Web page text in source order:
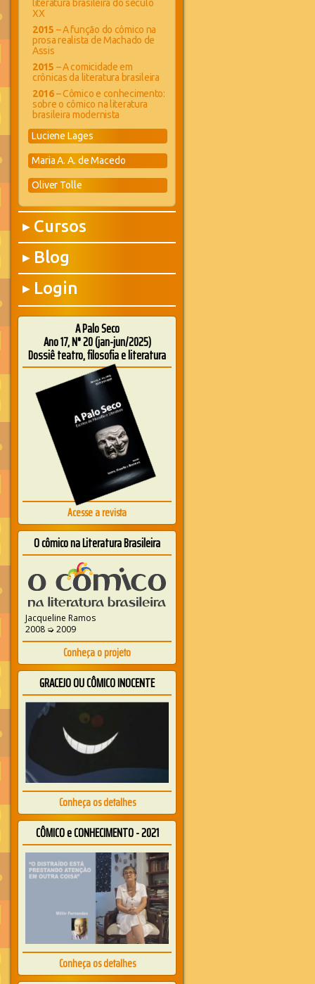
literatura brasileira do século
XX
2015 – A função do cômico na
prosa realista de Machado de
Assis
2015 – A comicidade em
crônicas da literatura brasileira
2016– Cômico e conhecimento:
sobre o cômico na literatura
brasileira modernista
Luciene Lages
Maria A. A. de Macedo
Oliver Tolle
▶ Cursos
▶ Blog
▶ Login
A Palo Seco
Ano 17, N° 20 (jan-jun/2025)
Dossiê teatro, filosofia e literatura
Acesse a revista
O cômico na Literatura Brasileira
Jacqueline Ramos
2008 ➭ 2009
Conheça o projeto
GRACEJO OU CÔMICO INOCENTE
Conheça os detalhes
CÔMICO e CONHECIMENTO - 2021
Conheça os detalhes